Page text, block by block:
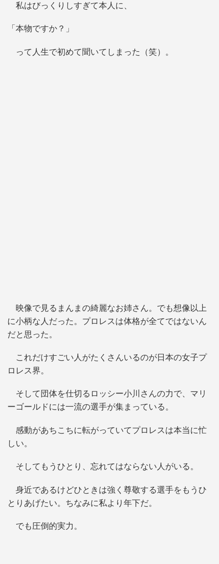
私はびっくりしすぎて本人に、
「本物ですか？」
って人生で初めて聞いてしまった（笑）。
映像で見るまんまの綺麗なお姉さん。でも想像以上
に小柄な人だった。プロレスは体格が全てではないん
だと思った。
これだけすごい人がたくさんいるのが日本の女子プ
ロレス界。
そして団体を仕切るロッシー小川さんの力で、マリ
ーゴールドには一流の選手が集まっている。
感動があちこちに転がっていてプロレスは本当に忙
しい。
そしてもうひとり、忘れてはならない人がいる。
身近であるけどひときは強く尊敬する選手をもうひ
とりあげたい。ちなみに私より年下だ。
でも圧倒的実力。